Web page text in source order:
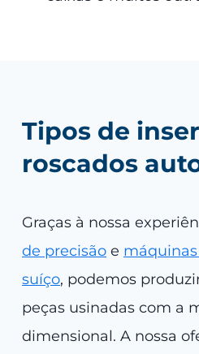
Tipos de
roscados
Graças à nossa
de precisão e
suíço, podemos
peças usinadas com a
dimensional. A nossa